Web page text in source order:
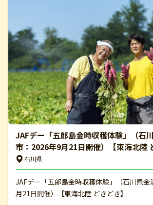
JAFデー「五郎島金時収穫体験」（石
市：2026年9月21日開催）【東海北陸
石川県
JAFデー「五郎島金時収穫体験」（石川県金
月21日開催）【東海北陸 どきどき】